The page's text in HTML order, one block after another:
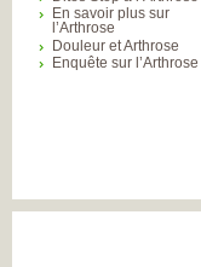
En savoir plus sur
l’Arthrose
Douleur et Arthrose
Enquête sur l’Arthrose